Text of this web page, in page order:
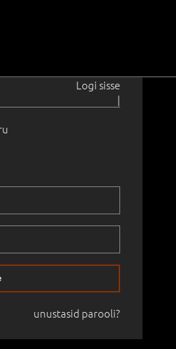
Logi sisse
|
unustasid parooli?
Ei ole saadaval